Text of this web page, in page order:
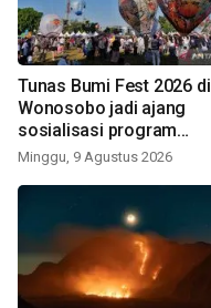
Tunas Bumi Fest 2026 di
Wonosobo jadi ajang
sosialisasi program
pemerintah lewat balon
Minggu, 9 Agustus 2026